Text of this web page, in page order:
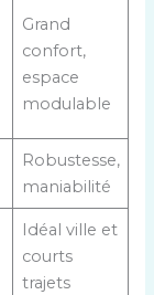
Grand
confort,
espace
modulable
Robustesse,
maniabilité
Idéal ville et
courts
trajets